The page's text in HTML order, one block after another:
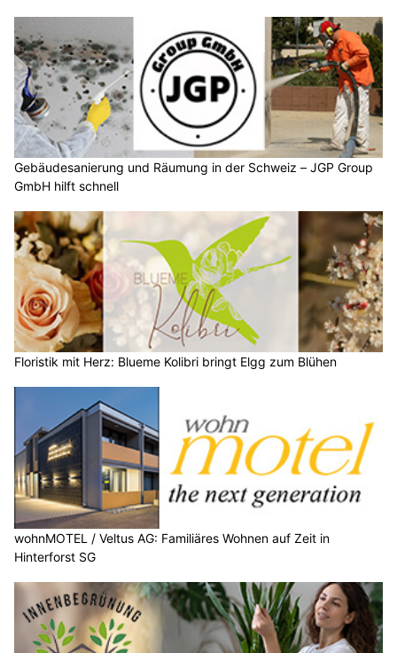
Gebäudesanierung und Räumung in der Schweiz – JGP Group
GmbH hilft schnell
Floristik mit Herz: Blueme Kolibri bringt Elgg zum Blühen
wohnMOTEL / Veltus AG: Familiäres Wohnen auf Zeit in
Hinterforst SG